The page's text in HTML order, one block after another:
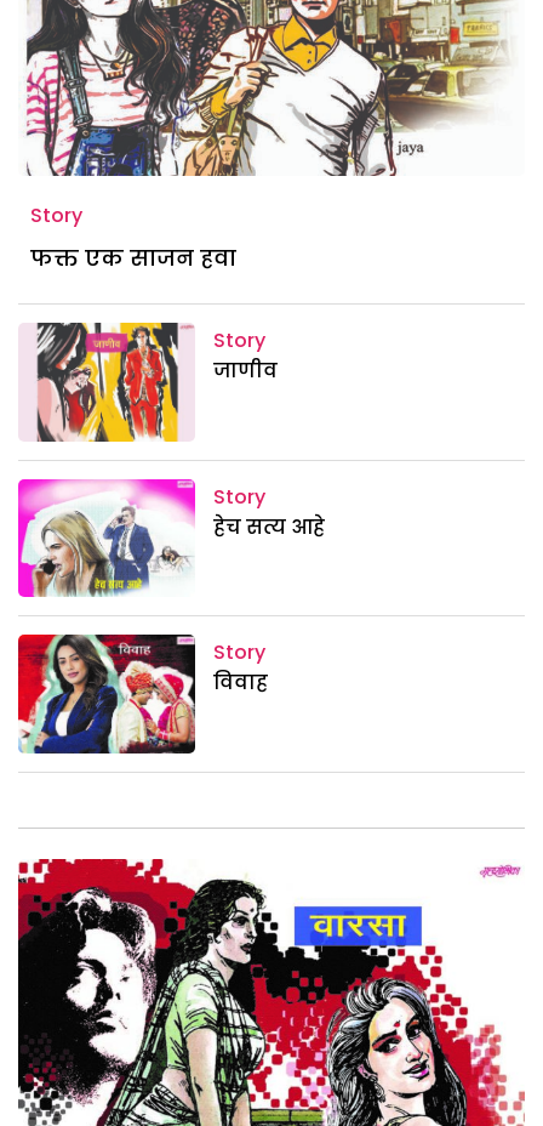
Story
फक्त एक साजन हवा
Story
जाणीव
Story
हेच सत्य आहे
Story
विवाह